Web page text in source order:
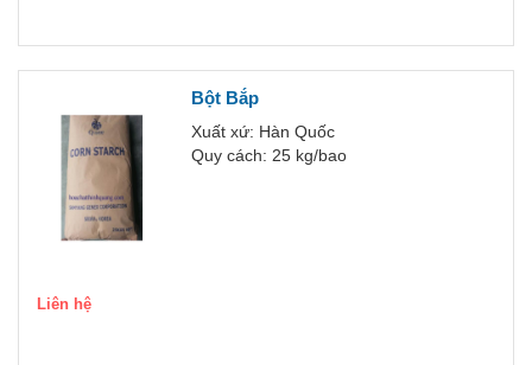
Bột Bắp
Xuất xứ: Hàn Quốc
Quy cách: 25 kg/bao
Liên hệ